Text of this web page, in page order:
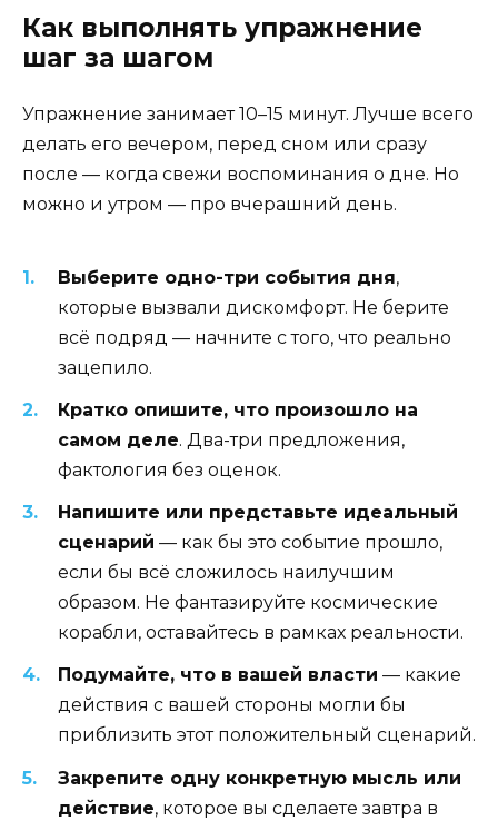
Как выполнять упражнение
шаг за шагом
Упражнение занимает 10–15 минут. Лучше всего
делать его вечером, перед сном или сразу
после — когда свежи воспоминания о дне. Но
можно и утром — про вчерашний день.
Выберите одно-три события дня,
которые вызвали дискомфорт. Не берите
всё подряд — начните с того, что реально
зацепило.
Кратко опишите, что произошло на
самом деле. Два-три предложения,
фактология без оценок.
Напишите или представьте идеальный
сценарий — как бы это событие прошло,
если бы всё сложилось наилучшим
образом. Не фантазируйте космические
корабли, оставайтесь в рамках реальности.
Подумайте, что в вашей власти — какие
действия с вашей стороны могли бы
приблизить этот положительный сценарий.
Закрепите одну конкретную мысль или
действие, которое вы сделаете завтра в